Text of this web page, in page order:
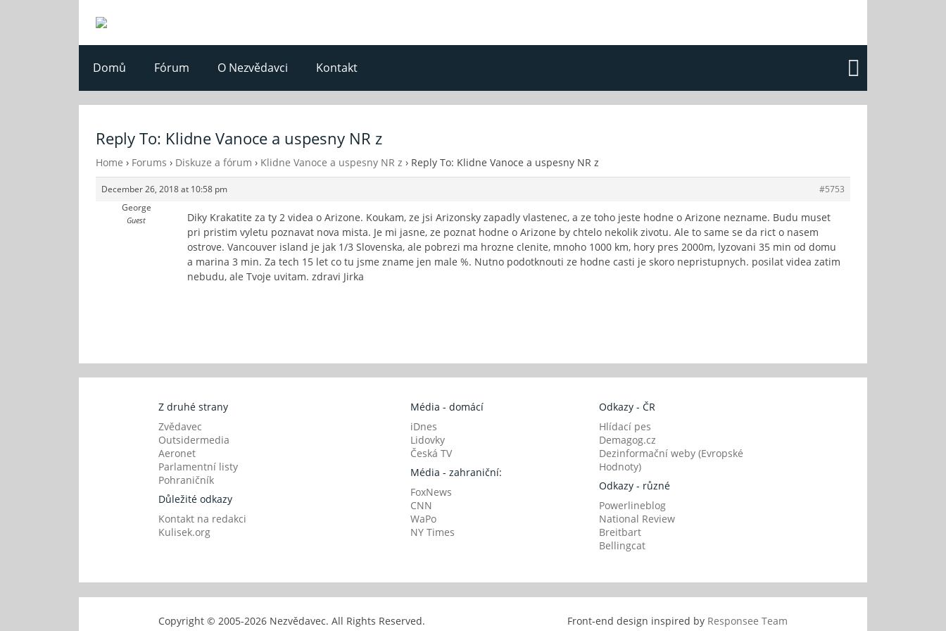
Domů Fórum O Nezvědavci Kontakt
Reply To: Klidne Vanoce a uspesny NR z
Home › Forums › Diskuze a fórum › Klidne Vanoce a uspesny NR z › Reply To: Klidne Vanoce a uspesny NR z
December 26, 2018 at 10:58 pm
#5753
George
Guest
Diky Krakatite za ty 2 videa o Arizone. Koukam, ze jsi Arizonsky zapadly vlastenec, a ze toho jeste hodne o Arizone nezname. Budu muset
pri pristim vyletu poznavat nova mista. Je mi jasne, ze poznat hodne o Arizone by chtelo nekolik zivotu. Ale to same se da rict o nasem
ostrove. Vancouver island je jak 1/3 Slovenska, ale pobrezi ma hrozne clenite, mnoho 1000 km, hory pres 2000m, lyzovani 35 min od domu
a marina 3 min. Za tech 15 let co tu jsme zname jen male %. Nutno podotknouti ze hodne casti je skoro nepristupnych. posilat videa zatim
nebudu, ale Tvoje uvitam. zdravi Jirka
Z druhé strany
Zvědavec
Outsidermedia
Aeronet
Parlamentní listy
Pohraničník
Důležité odkazy
Kontakt na redakci
Kulisek.org
Média - domácí
iDnes
Lidovky
Česká TV
Média - zahraniční:
FoxNews
CNN
WaPo
NY Times
Odkazy - ČR
Hlídací pes
Demagog.cz
Dezinformační weby (Evropské
Hodnoty)
Odkazy - různé
Powerlineblog
National Review
Breitbart
Bellingcat
Copyright © 2005-2026 Nezvědavec. All Rights Reserved. Front-end design inspired by Responsee Team